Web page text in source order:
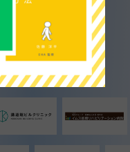
1,000件以上
な施設で
す。